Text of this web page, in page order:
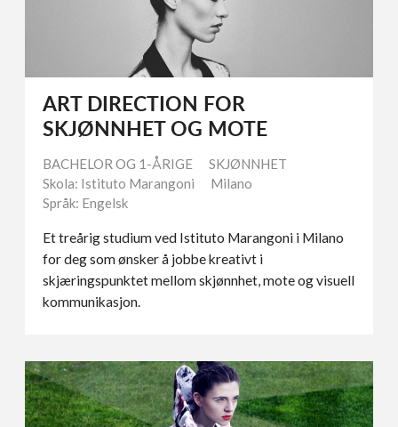
ART DIRECTION FOR
SKJØNNHET OG MOTE
BACHELOR OG 1-ÅRIGE
SKJØNNHET
Skola: Istituto Marangoni
Milano
Språk: Engelsk
Et treårig studium ved Istituto Marangoni i Milano
for deg som ønsker å jobbe kreativt i
skjæringspunktet mellom skjønnhet, mote og visuell
kommunikasjon.